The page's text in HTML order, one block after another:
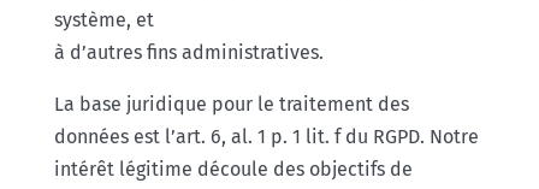
système, et
à d’autres fins administratives.
La base juridique pour le traitement des
données est l’art. 6, al. 1 p. 1 lit. f du RGPD. Notre
intérêt légitime découle des objectifs de